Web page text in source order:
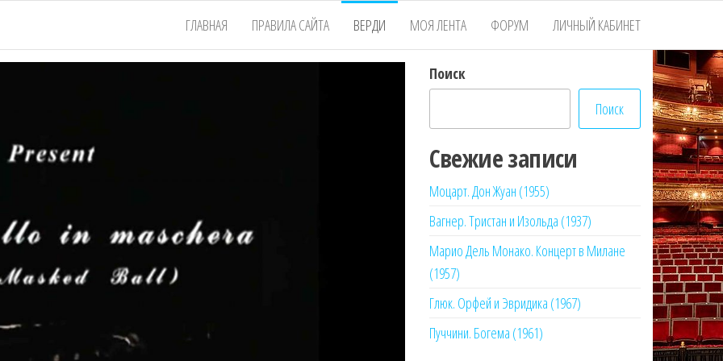
ГЛАВНАЯ ПРАВИЛА САЙТА ВЕРДИ МОЯ ЛЕНТА ФОРУМ ЛИЧНЫЙ КАБИНЕТ
Поиск
Поиск
Свежие записи
Моцарт. Дон Жуан (1955)
Вагнер. Тристан и Изольда (1937)
Марио Дель Монако. Концерт в Милане
(1957)
Глюк. Орфей и Эвридика (1967)
Пуччини. Богема (1961)